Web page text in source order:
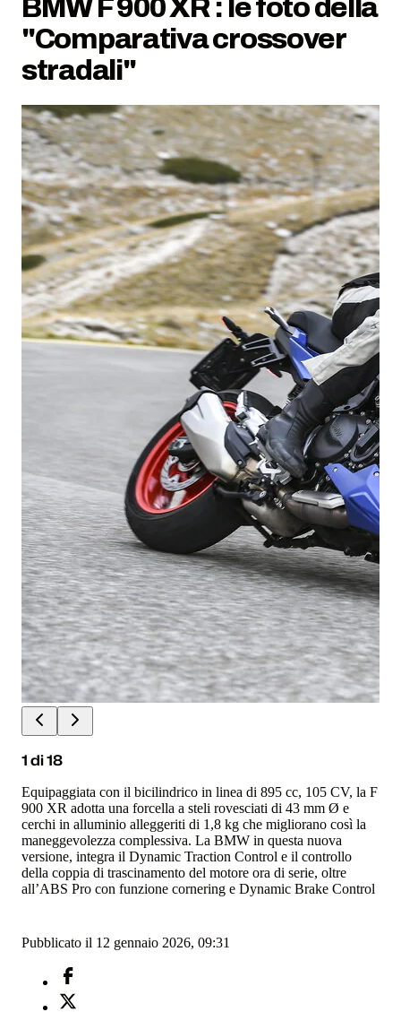
BMW F 900 XR : le foto della
"Comparativa crossover
stradali"
1di18
Equipaggiata con il bicilindrico in linea di 895 cc, 105 CV, la F
900 XR adotta una forcella a steli rovesciati di 43 mm Ø e
cerchi in alluminio alleggeriti di 1,8 kg che migliorano così la
maneggevolezza complessiva. La BMW in questa nuova
versione, integra il Dynamic Traction Control e il controllo
della coppia di trascinamento del motore ora di serie, oltre
all’ABS Pro con funzione cornering e Dynamic Brake Control
Pubblicato il 12 gennaio 2026, 09:31